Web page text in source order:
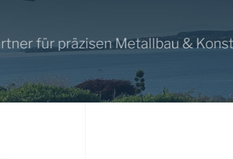
für präzisen Metallbau &